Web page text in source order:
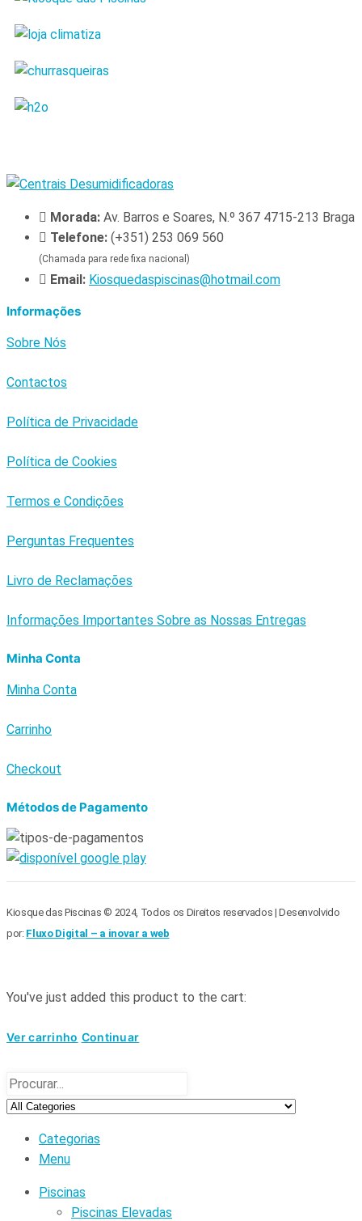
Morada: Av. Barros e Soares, N.º 367 4715-213 Braga
Telefone: (+351) 253 069 560
(Chamada para rede fixa nacional)
Email: Kiosquedaspiscinas@hotmail.com
Informações
Sobre Nós
Contactos
Política de Privacidade
Política de Cookies
Termos e Condições
Perguntas Frequentes
Livro de Reclamações
Informações Importantes Sobre as Nossas Entregas
Minha Conta
Minha Conta
Carrinho
Checkout
Métodos de Pagamento
Kiosque das Piscinas © 2024, Todos os Direitos reservados | Desenvolvido
por: Fluxo Digital – a inovar a web
You've just added this product to the cart:
Ver carrinho Continuar
Categorias
Menu
Piscinas
Piscinas Elevadas